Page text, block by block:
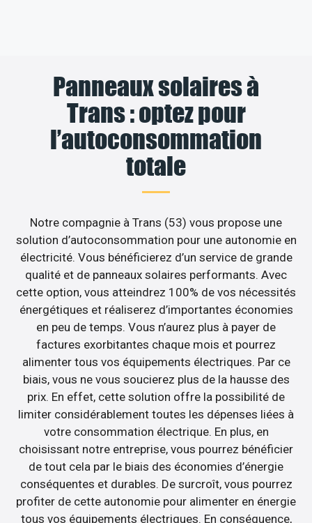
Panneaux solaires à
Trans : optez pour
l’autoconsommation
totale
Notre compagnie à Trans (53) vous propose une
solution d’autoconsommation pour une autonomie en
électricité. Vous bénéficierez d’un service de grande
qualité et de panneaux solaires performants. Avec
cette option, vous atteindrez 100% de vos nécessités
énergétiques et réaliserez d’importantes économies
en peu de temps. Vous n’aurez plus à payer de
factures exorbitantes chaque mois et pourrez
alimenter tous vos équipements électriques. Par ce
biais, vous ne vous soucierez plus de la hausse des
prix. En effet, cette solution offre la possibilité de
limiter considérablement toutes les dépenses liées à
votre consommation électrique. En plus, en
choisissant notre entreprise, vous pourrez bénéficier
de tout cela par le biais des économies d’énergie
conséquentes et durables. De surcroît, vous pourrez
profiter de cette autonomie pour alimenter en énergie
tous vos équipements électriques. En conséquence,